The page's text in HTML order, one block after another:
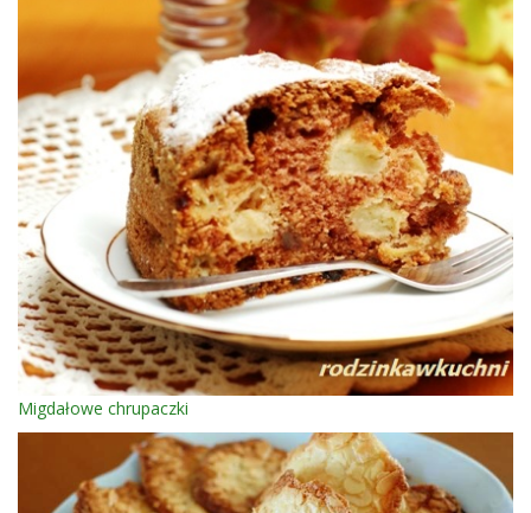
Migdałowe chrupaczki